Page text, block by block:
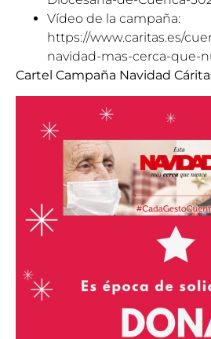
Vídeo de la campaña:
https://www.caritas.es/
navidad-mas-cerca-que-
Cartel Campaña Navidad